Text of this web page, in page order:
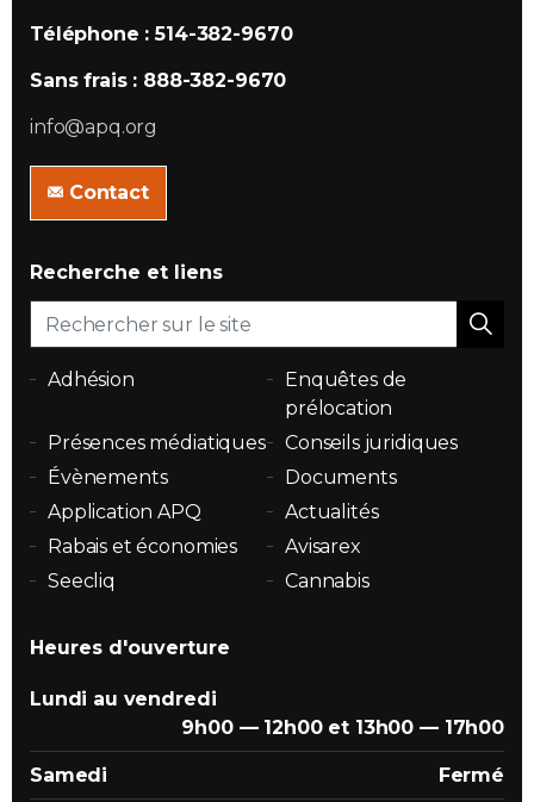
Téléphone : 514-382-9670
Sans frais : 888-382-9670
info@apq.org
Contact
Recherche et liens
Adhésion
Enquêtes de
prélocation
Présences médiatiques
Conseils juridiques
Évènements
Documents
Application APQ
Actualités
Rabais et économies
Avisarex
Seecliq
Cannabis
Heures d'ouverture
Lundi au vendredi
9h00 — 12h00 et 13h00 — 17h00
Samedi Fermé